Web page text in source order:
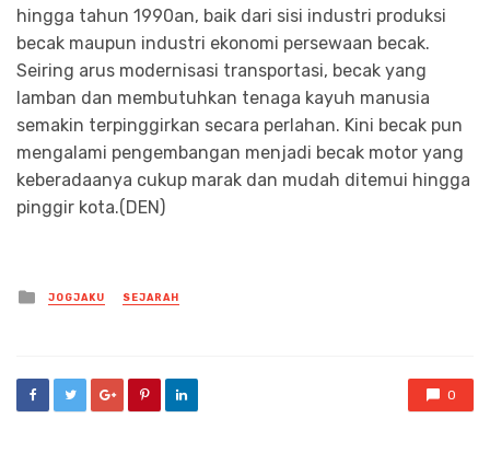
hingga tahun 1990an, baik dari sisi industri produksi
becak maupun industri ekonomi persewaan becak.
Seiring arus modernisasi transportasi, becak yang
lamban dan membutuhkan tenaga kayuh manusia
semakin terpinggirkan secara perlahan. Kini becak pun
mengalami pengembangan menjadi becak motor yang
keberadaanya cukup marak dan mudah ditemui hingga
pinggir kota.(DEN)
Posted
in
JOGJAKU SEJARAH
0